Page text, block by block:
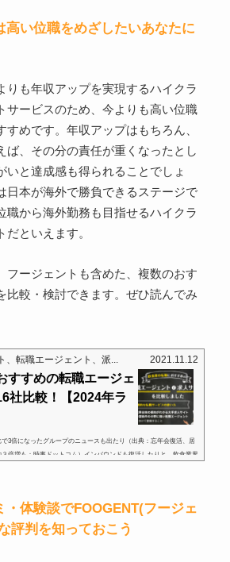
高い位職をめざしたいあなたに
りも年収アップを実現するハイクラ
サービスのため、今よりも高い位職
すめです。年収アップはもちろん、
ば、その分の責任が重くなったとし
いと達成感も得られることでしょ
日本が海外で勝負できるステージで
職から海外勤務も目指せるハイクラ
だといえます。
フージェントも含めた、複数のおす
比較・検討できます。ぜひ読んでみ
、転職エージェント、派... 2021.11.12
すすめの転職エージェ
社比較！【2024年ラ
3倍になったグループのニュースも出たり（出典：忘年会復活、居
倍増も：時事ドットコム）インバウンドも復活したりと、飲食業界
・体験談でFOOGENT(フージェ
評判を知っておこう